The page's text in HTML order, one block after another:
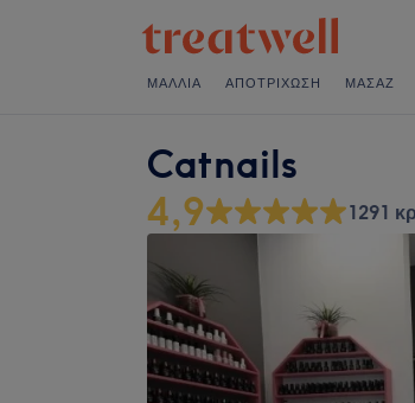
ΜΑΛΛΙΆ ΑΠΟΤΡΊΧΩΣΗ ΜΑΣΆΖ
Catnails
4,9 1291